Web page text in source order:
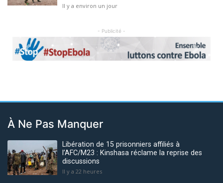
Il y a environ un jour
- Publicité -
Previous Next
À Ne Pas Manquer
Libération de 15 prisonniers affiliés à
l’AFC/M23 : Kinshasa réclame la reprise des
discussions
Il y a 22 heures